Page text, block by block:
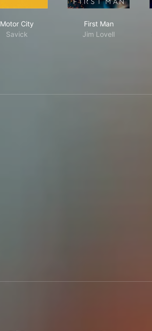
Motor City
Savick
First Man
Jim Lovell